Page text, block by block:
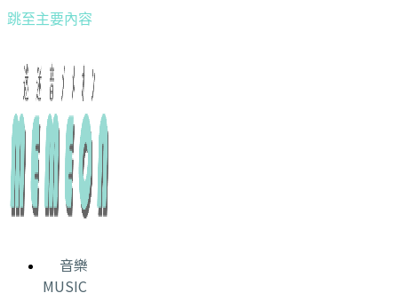
跳至主要內容
音樂
MUSIC